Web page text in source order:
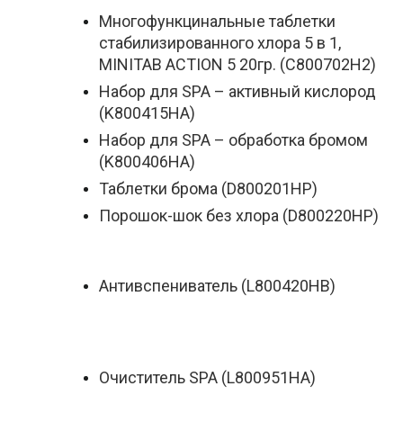
Многофункцинальные таблетки
стабилизированного хлора 5 в 1,
MINITAB ACTION 5 20гр. (C800702H2)
Набор для SPA – активный кислород
(K800415HA)
Набор для SPA – обработка бромом
(K800406HA)
Таблетки брома (D800201HP)
Порошок-шок без хлора (D800220HP)
Антивспениватель (L800420HB)
Очиститель SPA (L800951HA)